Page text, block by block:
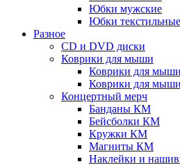
Юбки мужские
Юбки текстильные
Разное
CD и DVD диски
Коврики для мыши
Коврики для
Коврики для
Концертный мерч
Банданы КМ
Бейсболки КМ
Кружки КМ
Магниты КМ
Наклейки и